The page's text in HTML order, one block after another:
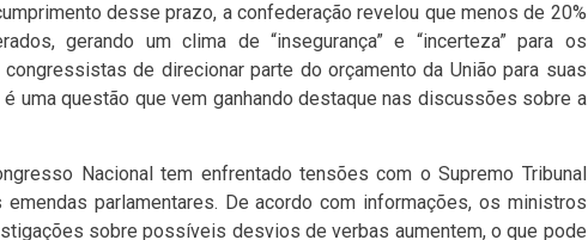
desse prazo, a confederação revelou que menos de 20%
gerando um clima de “insegurança” e “incerteza” para os
de direcionar parte do orçamento da União para suas
uma questão que vem ganhando destaque nas discussões sobre a
Nacional tem enfrentado tensões com o Supremo Tribunal
emendas parlamentares. De acordo com informações, os ministros
sobre possíveis desvios de verbas aumentem, o que pode